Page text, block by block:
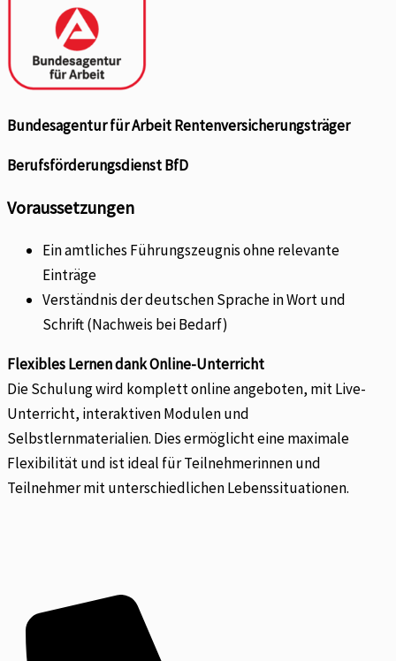
Bundesagentur für Arbeit Rentenversicherungsträger
Berufsförderungsdienst BfD
Voraussetzungen
Ein amtliches Führungszeugnis ohne relevante
Einträge
Verständnis der deutschen Sprache in Wort und
Schrift (Nachweis bei Bedarf)
Flexibles Lernen dank Online-Unterricht
Die Schulung wird komplett online angeboten, mit Live-
Unterricht, interaktiven Modulen und
Selbstlernmaterialien. Dies ermöglicht eine maximale
Flexibilität und ist ideal für Teilnehmerinnen und
Teilnehmer mit unterschiedlichen Lebenssituationen.